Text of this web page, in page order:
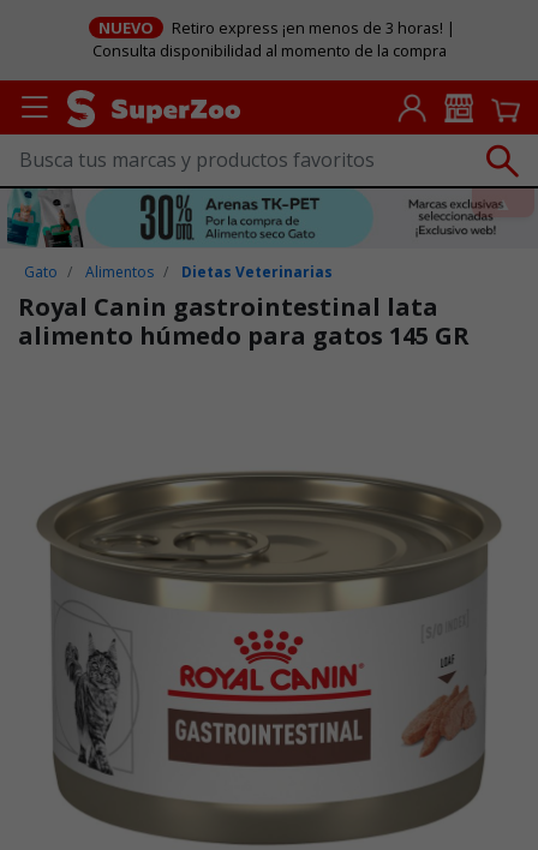
NUEVO
Retiro express ¡en menos de 3 horas! |
Consulta disponibilidad al momento de la compra
Gato Alimentos Dietas Veterinarias
Royal Canin gastrointestinal lata
alimento húmedo para gatos 145 GR